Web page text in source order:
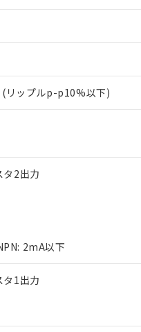
リップルp-p10%以下)
タ2出力
2mA以下
タ1出力